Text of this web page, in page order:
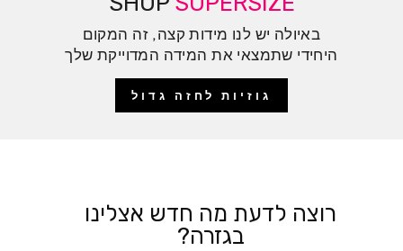
באיולה יש לנו מידות קצה, זה המקום
היחידי שתמצאי את המידה המדוייקת שלך
גוזיות לחזה גדול
רוצה לדעת מה חדש אצלינו
בגזרה?